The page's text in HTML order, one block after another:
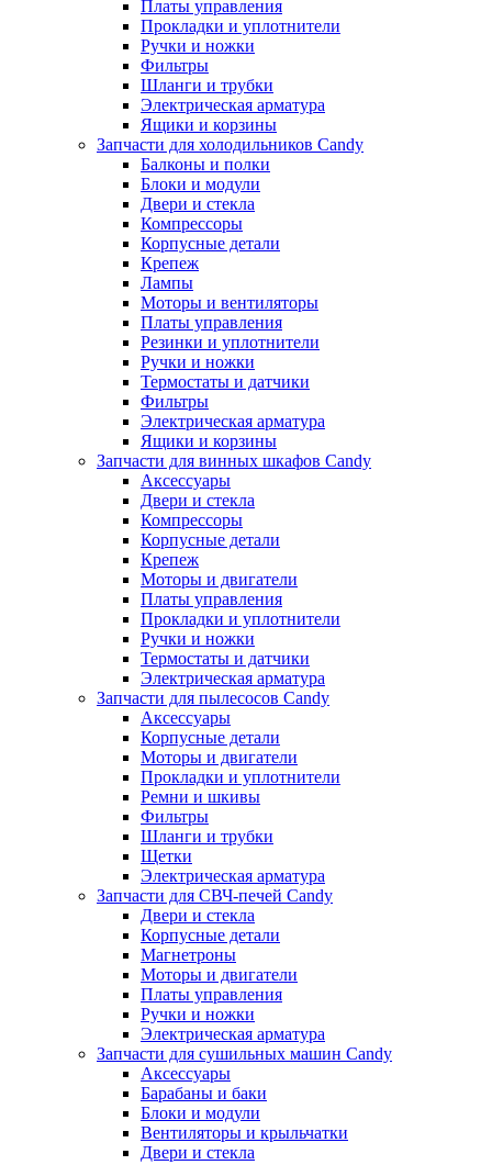
Платы управления
Прокладки и уплотнители
Ручки и ножки
Фильтры
Шланги и трубки
Электрическая арматура
Ящики и корзины
Запчасти для холодильников Candy
Балконы и полки
Блоки и модули
Двери и стекла
Компрессоры
Корпусные детали
Крепеж
Лампы
Моторы и вентиляторы
Платы управления
Резинки и уплотнители
Ручки и ножки
Термостаты и датчики
Фильтры
Электрическая арматура
Ящики и корзины
Запчасти для винных шкафов Candy
Аксессуары
Двери и стекла
Компрессоры
Корпусные детали
Крепеж
Моторы и двигатели
Платы управления
Прокладки и уплотнители
Ручки и ножки
Термостаты и датчики
Электрическая арматура
Запчасти для пылесосов Candy
Аксессуары
Корпусные детали
Моторы и двигатели
Прокладки и уплотнители
Ремни и шкивы
Фильтры
Шланги и трубки
Щетки
Электрическая арматура
Запчасти для СВЧ-печей Candy
Двери и стекла
Корпусные детали
Магнетроны
Моторы и двигатели
Платы управления
Ручки и ножки
Электрическая арматура
Запчасти для сушильных машин Candy
Аксессуары
Барабаны и баки
Блоки и модули
Вентиляторы и крыльчатки
Двери и стекла